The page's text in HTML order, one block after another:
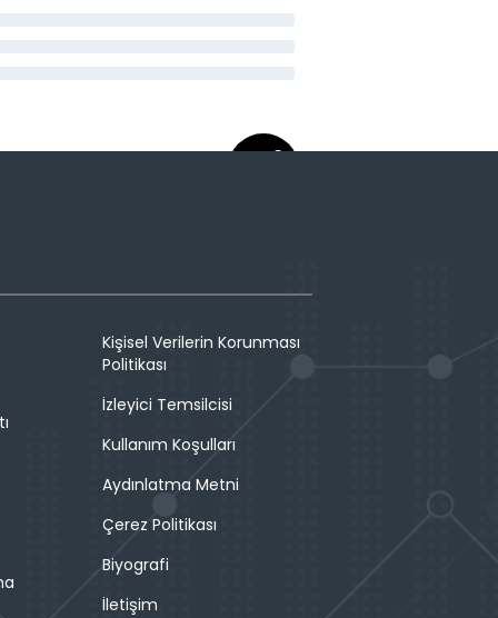
Kişisel Verilerin Korunması
Politikası
İzleyici Temsilcisi
Kullanım Koşulları
Aydınlatma Metni
Çerez Politikası
Biyografi
İletişim